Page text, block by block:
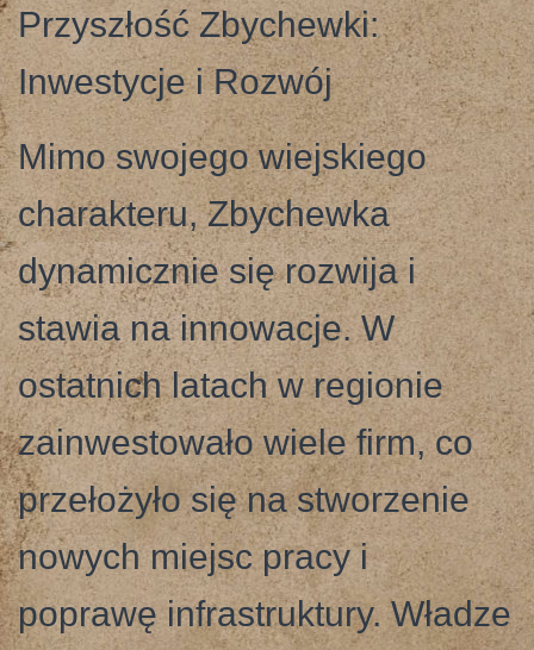
Przyszłość Zbychewki:
Inwestycje i Rozwój
Mimo swojego wiejskiego
charakteru, Zbychewka
dynamicznie się rozwija i
stawia na innowacje. W
ostatnich latach w regionie
zainwestowało wiele firm, co
przełożyło się na stworzenie
nowych miejsc pracy i
poprawę infrastruktury. Władze